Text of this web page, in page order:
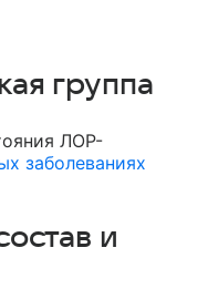
группа
ЛОР-
заболеваниях
и